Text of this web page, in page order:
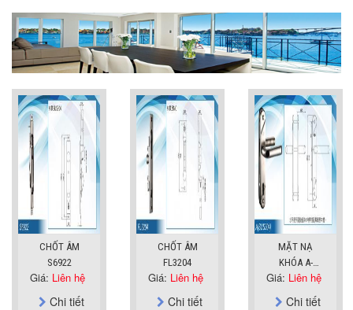
CHỐT ÂM
S6922
Giá: Liên hệ
Chi tiết
CHỐT ÂM
FL3204
Giá: Liên hệ
Chi tiết
MẶT NẠ
KHÓA A-
SUS304
Giá: Liên hệ
Chi tiết